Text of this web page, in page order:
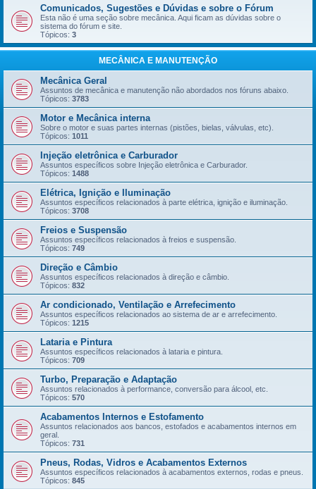
Comunicados, Sugestões e Dúvidas e sobre o Fórum
Esta não é uma seção sobre mecânica. Aqui ficam as dúvidas sobre o
sistema do fórum e site.
Tópicos: 3
MECÂNICA E MANUTENÇÃO
Mecânica Geral
Assuntos de mecânica e manutenção não abordados nos fóruns abaixo.
Tópicos: 3783
Motor e Mecânica interna
Sobre o motor e suas partes internas (pistões, bielas, válvulas, etc).
Tópicos: 1011
Injeção eletrônica e Carburador
Assuntos específicos sobre Injeção eletrônica e Carburador.
Tópicos: 1488
Elétrica, Ignição e Iluminação
Assuntos específicos relacionados à parte elétrica, ignição e iluminação.
Tópicos: 3708
Freios e Suspensão
Assuntos específicos relacionados à freios e suspensão.
Tópicos: 749
Direção e Câmbio
Assuntos específicos relacionados à direção e câmbio.
Tópicos: 832
Ar condicionado, Ventilação e Arrefecimento
Assuntos específicos relacionados ao sistema de ar e arrefecimento.
Tópicos: 1215
Lataria e Pintura
Assuntos específicos relacionados à lataria e pintura.
Tópicos: 709
Turbo, Preparação e Adaptação
Assuntos relacionados à performance, conversão para álcool, etc.
Tópicos: 570
Acabamentos Internos e Estofamento
Assuntos relacionados aos bancos, estofados e acabamentos internos em
geral.
Tópicos: 731
Pneus, Rodas, Vidros e Acabamentos Externos
Assuntos específicos relacionados à acabamentos externos, rodas e pneus.
Tópicos: 845